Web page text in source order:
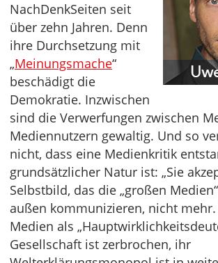
NachDenkSeiten seit
über zehn Jahren. Denn
ihre Durchsetzung mit
„Meinungsmache“
beschädigt die
Demokratie. Inzwischen
sind die Verwerfungen zwischen
Mediennutzern gewaltig. Und so
nicht, dass eine Medienkritik
grundsätzlicher Natur ist: „Sie
Selbstbild, das die „großen
außen kommunizieren, nicht
Medien als
Gesellschaft ist zerbrochen, ihr